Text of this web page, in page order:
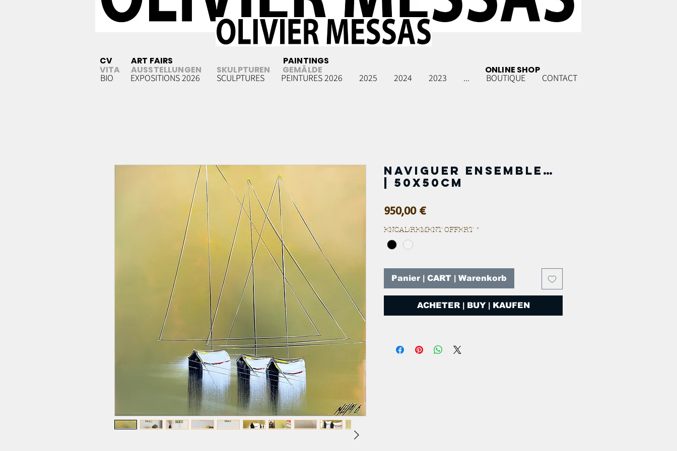
BIO EXPOSITIONS 2026 SCULPTURES PEINTURES 2026 2025 2024 2023 ... BOUTIQUE CONTACT
SKULPTUREN
ART FAIRS
AUSSTELLUNGEN
PAINTINGS
GEMÄLDE ONLINE SHOP
CV
VITA
Naviguer ensemble…
| 50x50cm
950,00 €Prix
ENCADREMENT OFFERT *
Panier | CART | Warenkorb
ACHETER | BUY | KAUFEN